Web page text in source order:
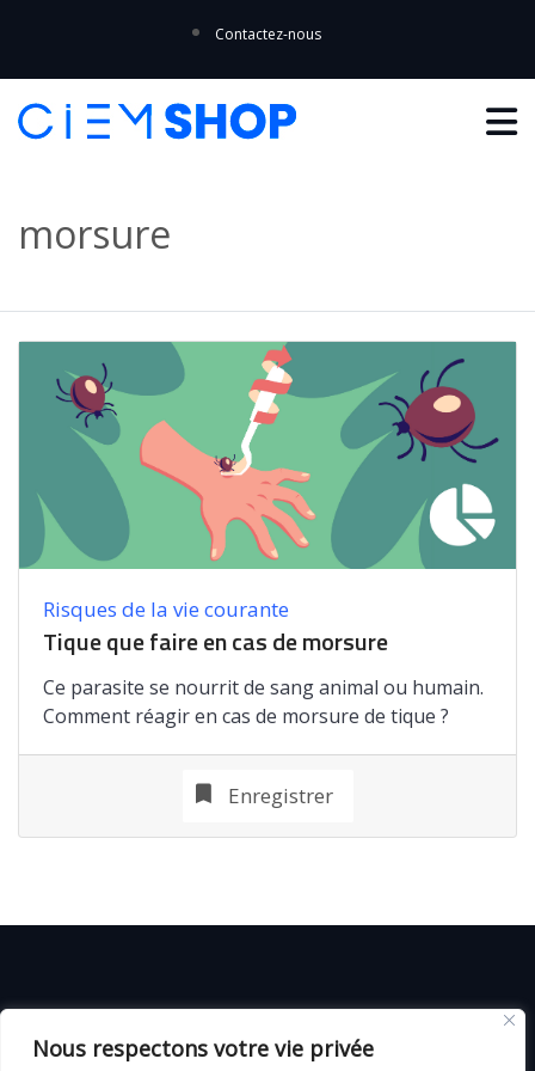
Nous respectons votre vie privée
Contactez-nous
morsure
Risques de la vie courante
Tique que faire en cas de morsure
Ce parasite se nourrit de sang animal ou humain.
Comment réagir en cas de morsure de tique ?
Enregistrer